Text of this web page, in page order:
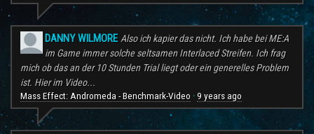
DANNY WILMORE Also ich kapier das nicht. Ich habe bei ME:A
im Game immer solche seltsamen Interlaced Streifen. Ich frag
mich ob das an der 10 Stunden Trial liegt oder ein generelles Problem
ist. Hier im Video...
Mass Effect: Andromeda - Benchmark-Video · 9 years ago